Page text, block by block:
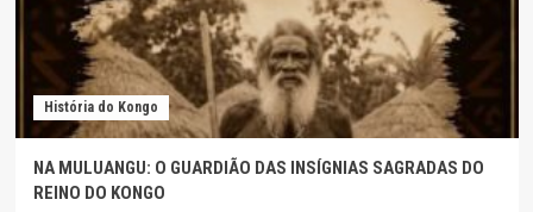
História do Kongo
NA MULUANGU: O GUARDIÃO DAS INSÍGNIAS SAGRADAS DO
REINO DO KONGO